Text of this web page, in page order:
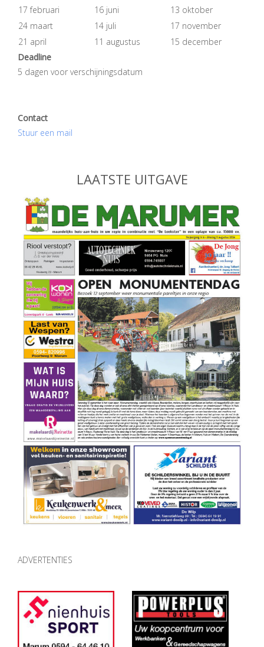
17 februari
16 juni
13 oktober
24 maart
14 juli
17 november
21 april
11 augustus
15 december
Deadline
5 dagen voor verschijningsdatum
Contact
Stuur een mail
LAATSTE UITGAVE
ADVERTENTIES